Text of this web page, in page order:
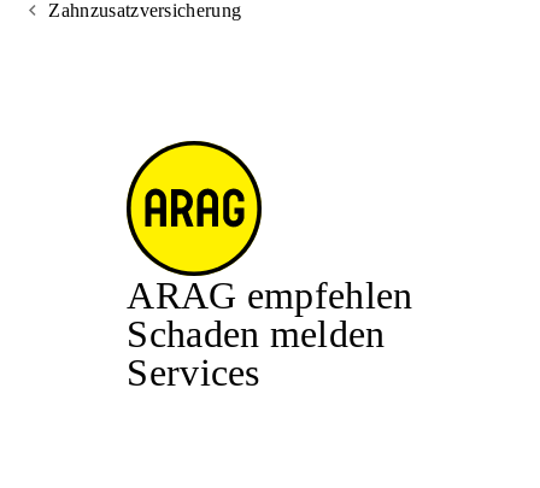
Zahnzusatzversicherung
ARAG empfehlen
Schaden melden
Services